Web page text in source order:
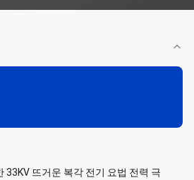
33KV 뜨거운 복각 전기 요법 전력 극